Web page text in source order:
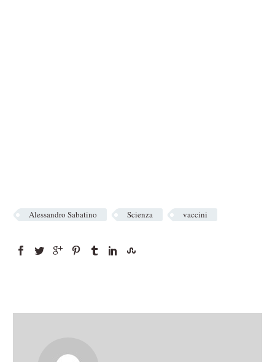
Alessandro Sabatino Scienza vaccini